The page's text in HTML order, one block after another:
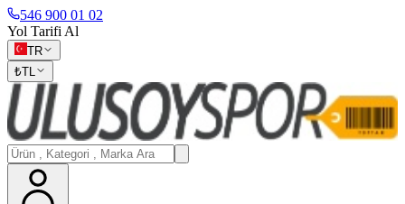
546 900 01 02
Yol Tarifi Al
TR
₺TL